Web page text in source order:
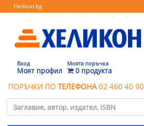
Helikon.bg
Вход
Моят профил
Моята поръчка
0 продукта
ПОРЪЧКИ ПО ТЕЛЕФОНА 02 460 40 90